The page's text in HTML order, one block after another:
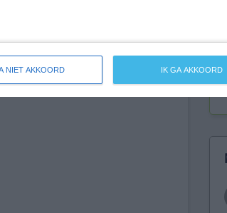
NIET AKKOORD IK GA AKKOORD